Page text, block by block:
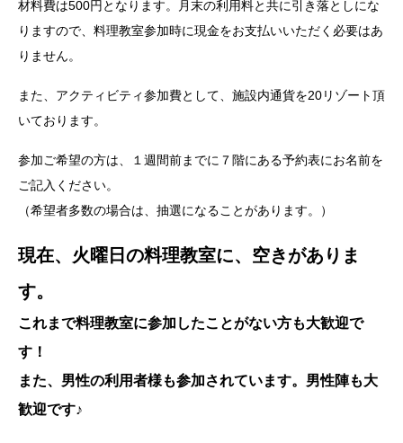
材料費は500円となります。月末の利用料と共に引き落としにな
りますので、料理教室参加時に現金をお支払いいただく必要はあ
りません。
また、アクティビティ参加費として、施設内通貨を20リゾート頂
いております。
参加ご希望の方は、１週間前までに７階にある予約表にお名前を
ご記入ください。
（希望者多数の場合は、抽選になることがあります。）
現在、火曜日の料理教室に、空きがありま
す。
これまで料理教室に参加したことがない方も大歓迎で
す！
また、男性の利用者様も参加されています。男性陣も大
歓迎です♪